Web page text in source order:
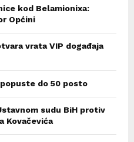
kod Belamionixa:
Općini
vrata VIP događaja
do 50 posto
sudu BiH protiv
Kovačevića